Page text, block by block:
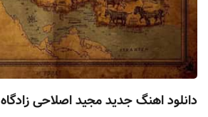
دانلود اهنگ جدید مجید اصلاحی زادگاه